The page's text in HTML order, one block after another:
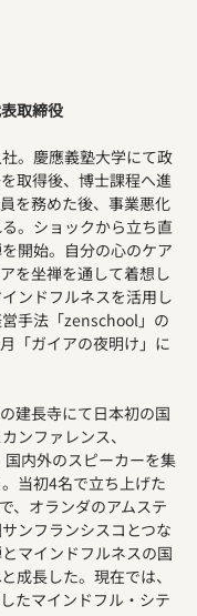
取締役
。慶應義塾大学にて政
取得後、博士課程へ進
を務めた後、事業悪化
。ショックから立ち直
開始。自分の心のケア
を坐禅を通して着想し
ンドフルネスを活用し
手法「zenschool」の
「ガイアの夜明け」に
建長寺にて日本初の国
ンファレンス、
国内外のスピーカーを集
当初4名で立ち上げた
、オランダのアムステ
ンフランシスコとつな
マインドフルネスの国
成長した。現在では、
たマインドフル・シテ